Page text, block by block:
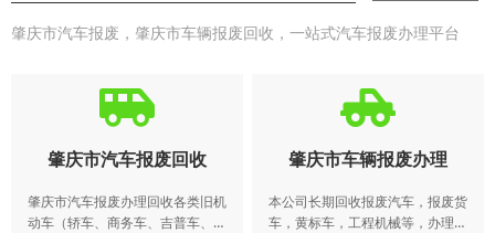
肇庆市汽车报废，肇庆市车辆报废回收，一站式汽车报废办理平台
肇庆市汽车报废回收
肇庆市汽车报废办理回收各类旧机
动车（轿车、商务车、吉普车、面
肇庆市车辆报废办理
本公司长期回收报废汽车，报废货
车，黄标车，工程机械等，办理本